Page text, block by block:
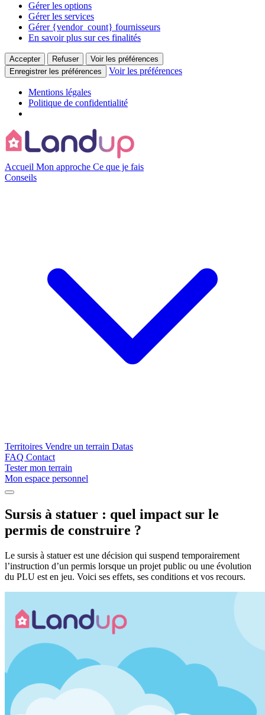
Gérer les options
Gérer les services
Gérer {vendor_count} fournisseurs
En savoir plus sur ces finalités
Accepter Refuser
Voir les préférences
Enregistrer les préférences
Voir les préférences
Mentions légales
Politique de confidentialité
Accueil Mon approche Ce que je fais
Conseils
Territoires Vendre un terrain Datas
FAQ Contact
Tester mon terrain
Mon espace personnel
Conseils
Tester mon terrain
Mon espace personnel
Sursis à statuer : quel impact sur le
permis de construire ?
Le sursis à statuer est une décision qui suspend temporairement
l’instruction d’un permis lorsque un projet public ou une évolution
du PLU est en jeu. Voici ses effets, ses conditions et vos recours.